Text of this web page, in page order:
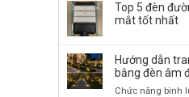
Top 5 đèn
mắt tốt nhất
Hướng dẫn
bằng đèn âm
Chức năng bình